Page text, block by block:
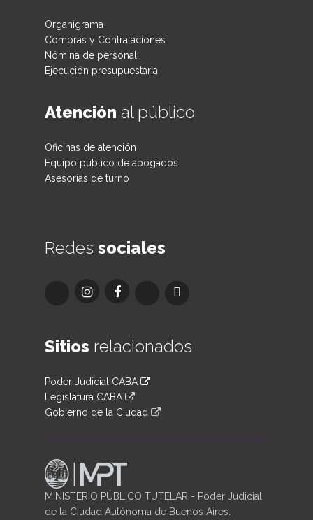
Organigrama
Compras y Contrataciones
Nómina de personal
Ejecución presupuestaria
Atención al público
Oficinas de atención
Equipo público de abogados
Asesorías de turno
Redes sociales
Sitios relacionados
Poder Judicial CABA
Legislatura CABA
Gobierno de la Ciudad
MINISTERIO PÚBLICO TUTELAR - Poder Judicial
de la Ciudad Autónoma de Buenos Aires.